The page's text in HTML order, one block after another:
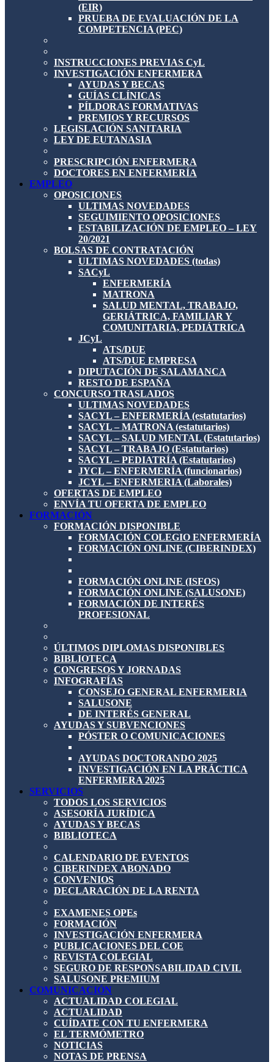
(EIR)
PRUEBA DE EVALUACIÓN DE LA
COMPETENCIA (PEC)
INSTRUCCIONES PREVIAS CyL
INVESTIGACIÓN ENFERMERA
AYUDAS Y BECAS
GUÍAS CLÍNICAS
PÍLDORAS FORMATIVAS
PREMIOS Y RECURSOS
LEGISLACIÓN SANITARIA
LEY DE EUTANASIA
PRESCRIPCIÓN ENFERMERA
DOCTORES EN ENFERMERÍA
EMPLEO
OPOSICIONES
ULTIMAS NOVEDADES
SEGUIMIENTO OPOSICIONES
ESTABILIZACIÓN DE EMPLEO – LEY
20/2021
BOLSAS DE CONTRATACIÓN
ULTIMAS NOVEDADES (todas)
SACyL
ENFERMERÍA
MATRONA
SALUD MENTAL, TRABAJO,
GERIÁTRICA, FAMILIAR Y
COMUNITARIA, PEDIÁTRICA
JCyL
ATS/DUE
ATS/DUE EMPRESA
DIPUTACIÓN DE SALAMANCA
RESTO DE ESPAÑA
CONCURSO TRASLADOS
ULTIMAS NOVEDADES
SACYL – ENFERMERÍA (estatutarios)
SACYL – MATRONA (estatutarios)
SACYL – SALUD MENTAL (Estatutarios)
SACYL – TRABAJO (Estatutarios)
SACYL – PEDIATRÍA (Estatutarios)
JYCL – ENFERMERÍA (funcionarios)
JCYL – ENFERMERIA (Laborales)
OFERTAS DE EMPLEO
ENVÍA TU OFERTA DE EMPLEO
FORMACIÓN
FORMACIÓN DISPONIBLE
FORMACIÓN COLEGIO ENFERMERÍA
FORMACIÓN ONLINE (CIBERINDEX)
FORMACIÓN ONLINE (ISFOS)
FORMACIÓN ONLINE (SALUSONE)
FORMACIÓN DE INTERÉS
PROFESIONAL
ÚLTIMOS DIPLOMAS DISPONIBLES
BIBLIOTECA
CONGRESOS Y JORNADAS
INFOGRAFÍAS
CONSEJO GENERAL ENFERMERIA
SALUSONE
DE INTERÉS GENERAL
AYUDAS Y SUBVENCIONES
PÓSTER O COMUNICACIONES
AYUDAS DOCTORANDO 2025
INVESTIGACIÓN EN LA PRÁCTICA
ENFERMERA 2025
SERVICIOS
TODOS LOS SERVICIOS
ASESORÍA JURÍDICA
AYUDAS Y BECAS
BIBLIOTECA
CALENDARIO DE EVENTOS
CIBERINDEX ABONADO
CONVENIOS
DECLARACIÓN DE LA RENTA
EXAMENES OPEs
FORMACIÓN
INVESTIGACIÓN ENFERMERA
PUBLICACIONES DEL COE
REVISTA COLEGIAL
SEGURO DE RESPONSABILIDAD CIVIL
SALUSONE PREMIUM
COMUNICACIÓN
ACTUALIDAD COLEGIAL
ACTUALIDAD
CUÍDATE CON TU ENFERMERA
EL TERMÓMETRO
NOTICIAS
NOTAS DE PRENSA